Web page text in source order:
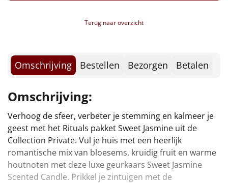
NIEUW
Noodradio NIEUW
Deken (fleece plaid)
Alle artikelen
Overige
Ideeën
Terug naar overzicht
Omschrijving Bestellen Bezorgen Betalen
Omschrijving:
Verhoog de sfeer, verbeter je stemming en kalmeer je
geest met het Rituals pakket Sweet Jasmine uit de
Collection Private. Vul je huis met een heerlijk
romantische mix van bloesems, kruidig fruit en warme
houtnoten met deze luxe geurkaars Sweet Jasmine
Scented Candle. Prikkel je zintuigen met de
opwekkende blend van groene thee, fruitige vijg, citrus
en houtnoten met onze luxe Royal Tea mini